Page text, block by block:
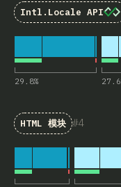
Intl.Locale API
29.8% 27.6
4
HTML 模块